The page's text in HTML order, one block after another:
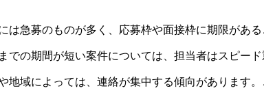
は急募のものが多く、応募枠や面接枠に期限があ
での期間が短い案件については、担当者はスピー
地域によっては、連絡が集中する傾向があります